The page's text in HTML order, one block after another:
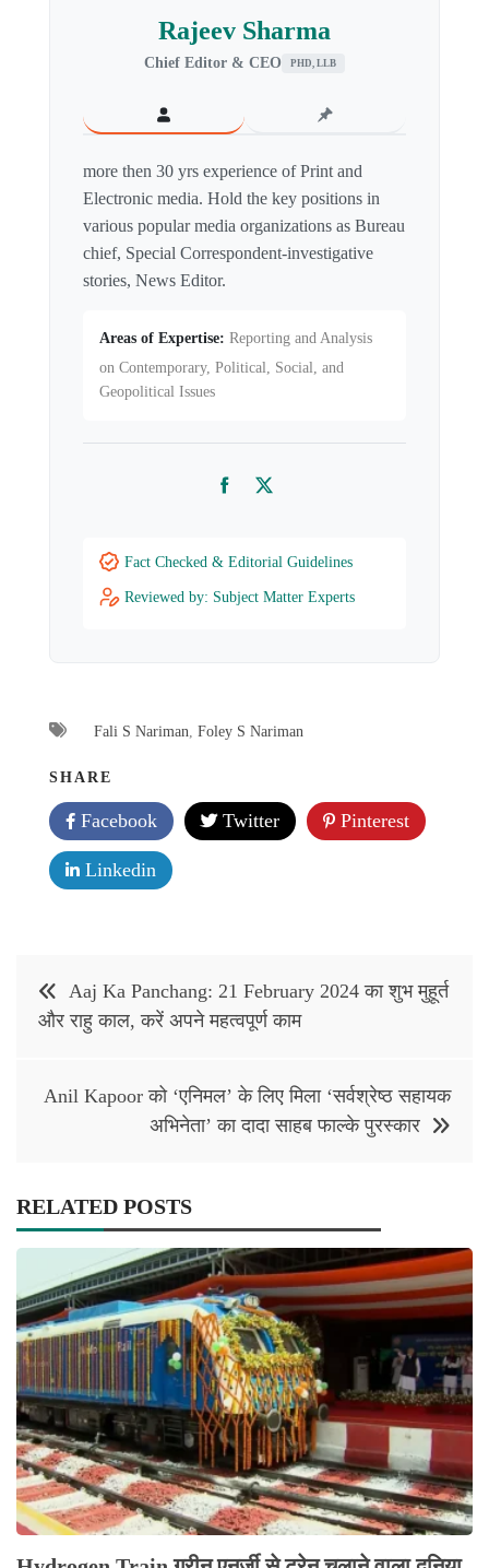
Rajeev Sharma
Chief Editor & CEO PHD, LLB
more then 30 yrs experience of Print and
Electronic media. Hold the key positions in
various popular media organizations as Bureau
chief, Special Correspondent-investigative
stories, News Editor.
Areas of Expertise: Reporting and Analysis
on Contemporary, Political, Social, and
Geopolitical Issues
FacebookTwitter
Fact Checked & Editorial Guidelines
Reviewed by: Subject Matter Experts
Fali S Nariman Foley S Nariman
SHARE
Facebook Twitter Pinterest
Linkedin
Post
navigation
Aaj Ka Panchang: 21 February 2024 का शुभ मुहूर्त
और राहु काल, करें अपने महत्वपूर्ण काम
Anil Kapoor को ‘एनिमल’ के लिए मिला ‘सर्वश्रेष्ठ सहायक
अभिनेता’ का दादा साहब फाल्के पुरस्कार
RELATED POSTS